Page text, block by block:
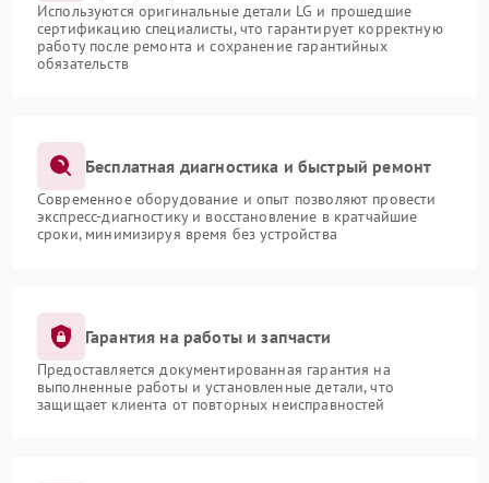
Используются оригинальные детали LG и прошедшие
сертификацию специалисты, что гарантирует корректную
работу после ремонта и сохранение гарантийных
обязательств
Бесплатная диагностика и быстрый ремонт
Современное оборудование и опыт позволяют провести
экспресс-диагностику и восстановление в кратчайшие
сроки, минимизируя время без устройства
Гарантия на работы и запчасти
Предоставляется документированная гарантия на
выполненные работы и установленные детали, что
защищает клиента от повторных неисправностей